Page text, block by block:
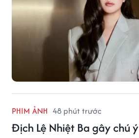
PHIM ẢNH 48 phút trước
Địch Lệ Nhiệt Ba gây chú ý